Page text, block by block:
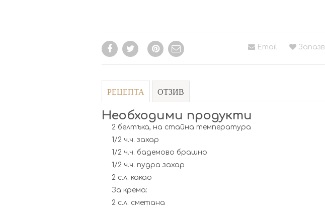
Email
РЕЦЕПТА ОТЗИВ
Необходими продукти
2 белтъка, на стайна температура
1/2 ч.ч. захар
1/2 ч.ч. бадемово брашно
1/2 ч.ч. пудра захар
2 с.л. какао
За крема:
2 с.л. сметана